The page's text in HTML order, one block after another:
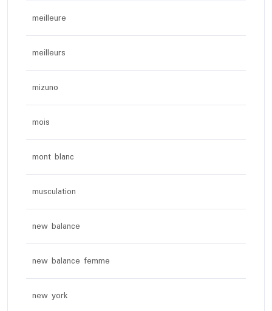
meilleure
meilleurs
mizuno
mois
mont blanc
musculation
new balance
new balance femme
new york